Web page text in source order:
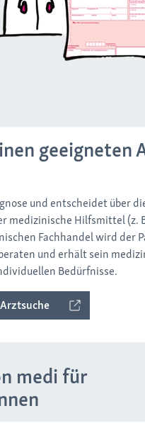
geeigneten
und entscheidet über
medizinische Hilfsmittel (z.
Fachhandel wird der
und erhält sein
Bedürfnisse.
medi für